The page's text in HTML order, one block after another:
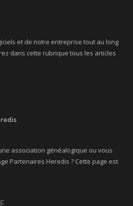
et de notre entreprise tout au long
dans cette rubrique tous les articles
association généalogique ou vous
Partenaires Heredis ? Cette page est